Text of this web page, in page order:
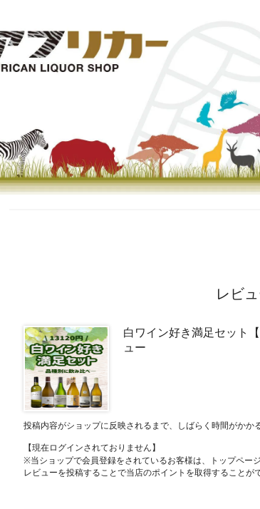
レビ
白ワイン好き満足セット
ュー
投稿内容がショップに反映されるまで、しばらく時間がかか
【現在ログインされておりません】
※当ショップで会員登録をされているお客様は、トップペー
レビューを投稿することで当店のポイントを取得することが